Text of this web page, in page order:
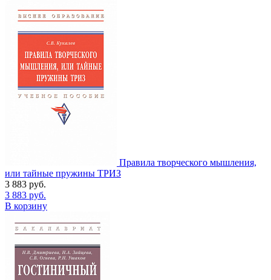
Правила творческого мышления,
или тайные пружины ТРИЗ
3 883 руб.
3 883 руб.
В корзину